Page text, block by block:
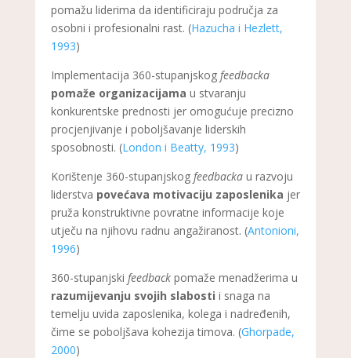
pomažu liderima da identificiraju područja za
osobni i profesionalni rast. (Hazucha i Hezlett,
1993)
Implementacija 360-stupanjskog feedbacka
pomaže organizacijama u stvaranju
konkurentske prednosti jer omogućuje precizno
procjenjivanje i poboljšavanje liderskih
sposobnosti. (London i Beatty, 1993)
Korištenje 360-stupanjskog feedbacka u razvoju
liderstva povećava motivaciju zaposlenika jer
pruža konstruktivne povratne informacije koje
utječu na njihovu radnu angažiranost. (Antonioni,
1996)
360-stupanjski feedbackpomaže menadžerima u
razumijevanju svojih slabosti i snaga na
temelju uvida zaposlenika, kolega i nadređenih,
čime se poboljšava kohezija timova. (Ghorpade,
2000)